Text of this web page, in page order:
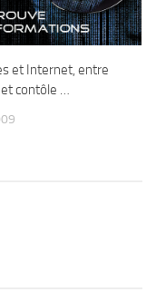
et Internet, entre
contôle …